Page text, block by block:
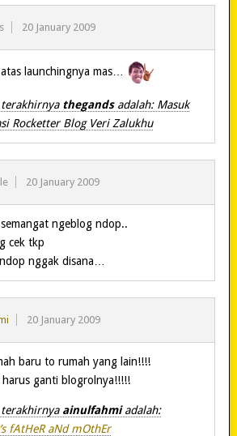
20 January 2009
launchingnya mas…
thegands adalah: Masuk
Rocketter Blog Veri Zalukhu
20 January 2009
ngeblog ndop..
cek tkp
nggak disana…
20 January 2009
baru to rumah yang lain!!!!
harus ganti blogrolnya!!!!!
ainulfahmiadalah:
fAtHeR aNd mOthEr